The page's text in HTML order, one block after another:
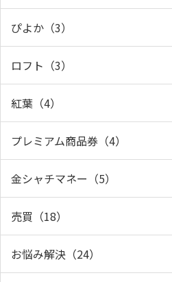
ぴよか（3）
ロフト（3）
紅葉（4）
プレミアム商品券（4）
金シャチマネー（5）
売買（18）
お悩み解決（24）